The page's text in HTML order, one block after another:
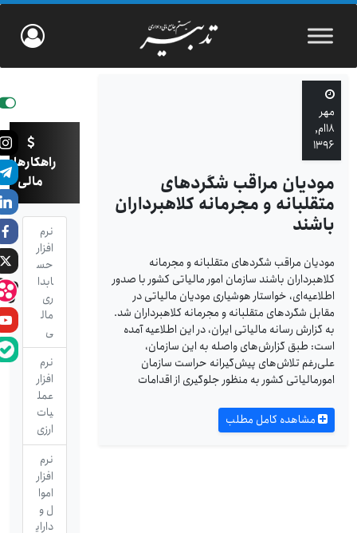
مهر
۱۸ام,
۱۳۹۶
مودیان مراقب شگردهای
متقلبانه و مجرمانه کلاهبرداران
باشند
مودیان مراقب شگردهای متقلبانه و مجرمانه
کلاهبرداران باشند سازمان امور مالیاتی کشور با صدور
اطلاعیه‌ای، خواستار هوشیاری مودیان مالیاتی در
مقابل شگردهای متقلبانه و مجرمانه کلاهبرداران شد.
به گزارش رسانه مالیاتی ایران، در این اطلاعیه آمده
است: طبق گزارش‌های واصله به این سازمان،
علی‌رغم تلاش‌های پیش‌گیرانه حراست سازمان
امورمالیاتی کشور به منظور جلوگیری از اقدامات
مشاهده کامل مطلب
راهکارهای
مالی
نرم
افزار
حس
ابدا
ری
مال
ی
نرم
افزار
عمل
یات
ارزی
نرم
افزار
اموا
ل و
دارای